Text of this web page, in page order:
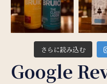
さらに読み込む
Google